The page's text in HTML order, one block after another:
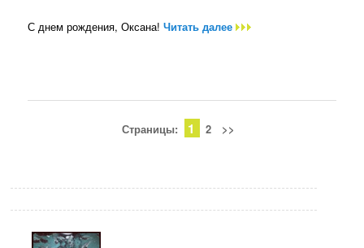
С днем рождения, Оксана!Читать далее
Страницы: 1 2 >>